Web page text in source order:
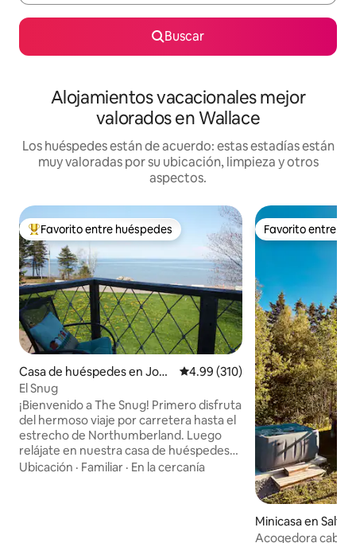
Buscar
Alojamientos vacacionales mejor
valorados en Wallace
Los huéspedes están de acuerdo: estas estadías están
muy valoradas por su ubicación, limpieza y otros
aspectos.
Favorito entre huéspedes preferido
Favorito entre huéspedes
Casa de huéspedes en John
ston Point
Calificación promedio: 4.99 de
4.99 (310)
El Snug
¡Bienvenido a The Snug! Primero disfruta
del hermoso viaje por carretera hasta el
estrecho de Northumberland. Luego
relájate en nuestra casa de huéspedes
sobre el garaje... un espacio privado y
Ubicación · Familiar · En la cercanía
Favorito entre
Favorito entre
Minicasa en Salt
Acogedora